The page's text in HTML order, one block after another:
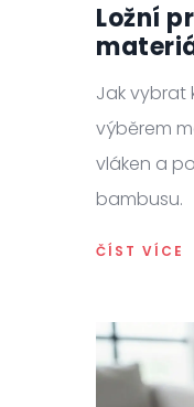
Ložní
Jak vybrat
výběrem
vláken a
bambusu.
ČÍST VÍCE